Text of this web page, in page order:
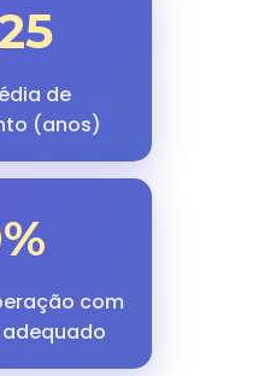
de
(anos)
com